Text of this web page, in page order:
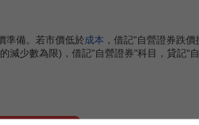
準備。若市價低於成本 ，借記"自營證券跌
減少數為限)，借記"自營證券"科目，貸記"